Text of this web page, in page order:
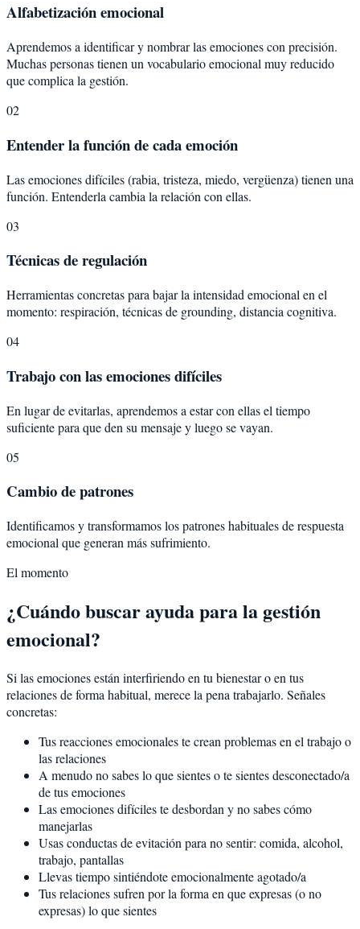
Alfabetización emocional
Aprendemos a identificar y nombrar las emociones con precisión.
Muchas personas tienen un vocabulario emocional muy reducido
que complica la gestión.
02
Entender la función de cada emoción
Las emociones difíciles (rabia, tristeza, miedo, vergüenza) tienen una
función. Entenderla cambia la relación con ellas.
03
Técnicas de regulación
Herramientas concretas para bajar la intensidad emocional en el
momento: respiración, técnicas de grounding, distancia cognitiva.
04
Trabajo con las emociones difíciles
En lugar de evitarlas, aprendemos a estar con ellas el tiempo
suficiente para que den su mensaje y luego se vayan.
05
Cambio de patrones
Identificamos y transformamos los patrones habituales de respuesta
emocional que generan más sufrimiento.
El momento
¿Cuándo buscar ayuda para la gestión
emocional?
Si las emociones están interfiriendo en tu bienestar o en tus
relaciones de forma habitual, merece la pena trabajarlo. Señales
concretas:
Tus reacciones emocionales te crean problemas en el trabajo o
las relaciones
A menudo no sabes lo que sientes o te sientes desconectado/a
de tus emociones
Las emociones difíciles te desbordan y no sabes cómo
manejarlas
Usas conductas de evitación para no sentir: comida, alcohol,
trabajo, pantallas
Llevas tiempo sintiéndote emocionalmente agotado/a
Tus relaciones sufren por la forma en que expresas (o no
expresas) lo que sientes